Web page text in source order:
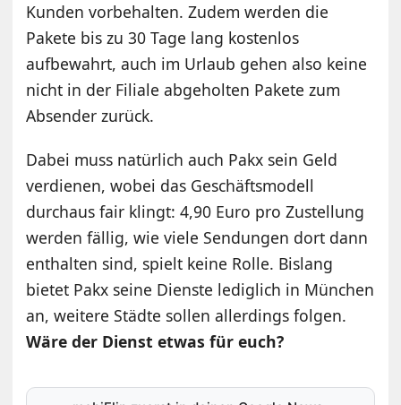
Kunden vorbehalten. Zudem werden die
Pakete bis zu 30 Tage lang kostenlos
aufbewahrt, auch im Urlaub gehen also keine
nicht in der Filiale abgeholten Pakete zum
Absender zurück.
Dabei muss natürlich auch Pakx sein Geld
verdienen, wobei das Geschäftsmodell
durchaus fair klingt: 4,90 Euro pro Zustellung
werden fällig, wie viele Sendungen dort dann
enthalten sind, spielt keine Rolle. Bislang
bietet Pakx seine Dienste lediglich in München
an, weitere Städte sollen allerdings folgen.
Wäre der Dienst etwas für euch?